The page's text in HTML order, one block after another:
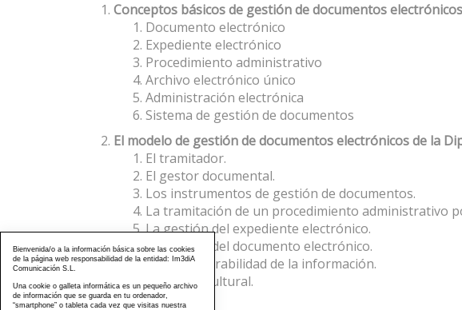
Conceptos básicos de gestión de documentos electrónicos
Documento electrónico
Expediente electrónico
Procedimiento administrativo
Archivo electrónico único
Administración electrónica
Sistema de gestión de documentos
El modelo de gestión de documentos electrónicos de la
El tramitador.
El gestor documental.
Los instrumentos de gestión de documentos.
La tramitación de un procedimiento administrativo
La gestión del expediente electrónico.
La gestión del documento electrónico.
La interoperabilidad de la información.
El cambio cultural.
Bienvenida/o a la información básica sobre las cookies
de la página web responsabilidad de la entidad: Im3diA
Comunicación S.L.
Una cookie o galleta informática es un pequeño archivo
de información que se guarda en tu ordenador,
“smartphone” o tableta cada vez que visitas nuestra